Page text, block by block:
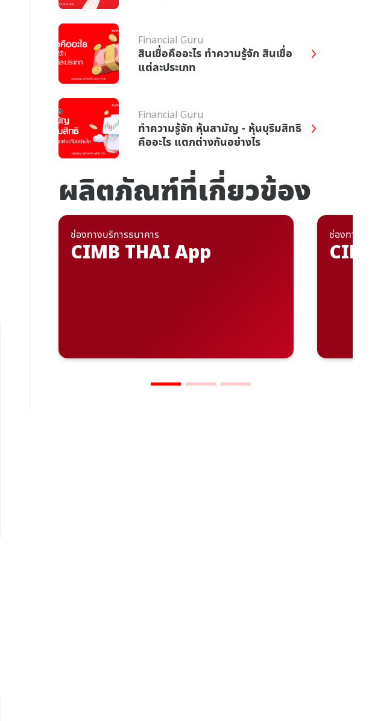
Financial Guru
สินเชื่อคืออะไร ทำความรู้จัก สินเชื่อ
แต่ละประเภท
Financial Guru
ทำความรู้จัก หุ้นสามัญ - หุ้นบุริมสิทธิ
คืออะไร แตกต่างกันอย่างไร
ผลิตภัณฑ์ที่เกี่ยวข้อง
ช่องทางบริการธนาคาร
CIMB THAI App
ช่องทางบ